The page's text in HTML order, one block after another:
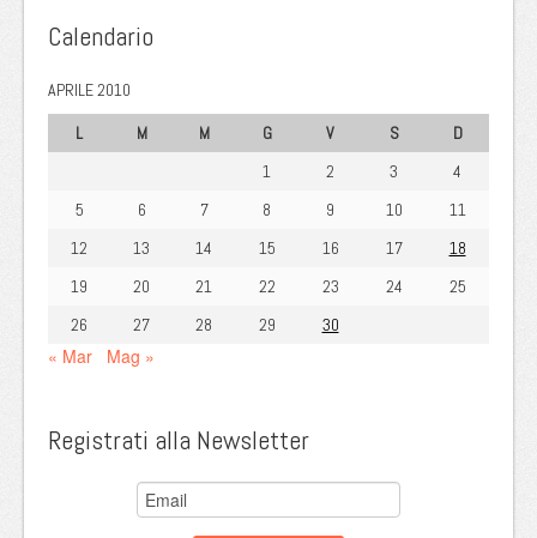
Calendario
APRILE 2010
L
M M G V S
D
1
2 3
4
5
6 7 8 9 10
11
12
13 14 15 16 17
18
19
20 21 22 23 24
25
26
27 28 29 30
« Mar Mag »
Registrati alla Newsletter